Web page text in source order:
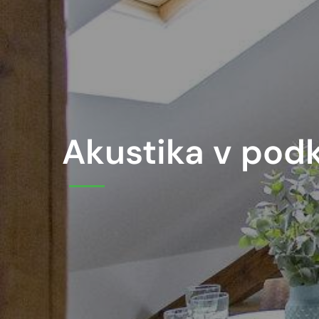
Akustika v